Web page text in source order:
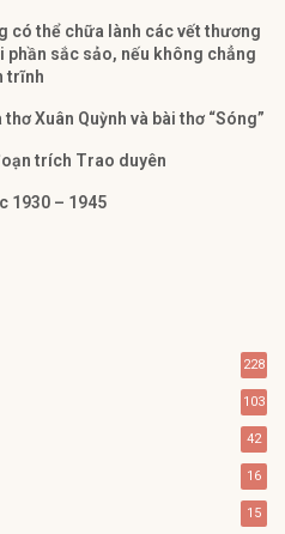
có thể chữa lành các vết thương
sắc sảo, nếu không chẳng
trĩnh
Xuân Quỳnh và bài thơ “Sóng”
trích Trao duyên
1930 – 1945
228
103
42
16
15